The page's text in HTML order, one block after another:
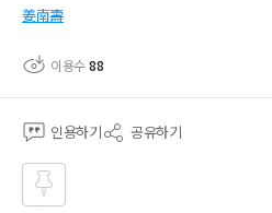
姜南壽
이용수88
인용하기 공유하기
즐겨